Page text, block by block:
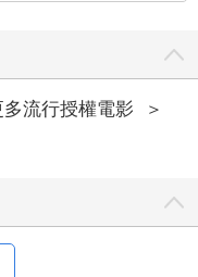
多流行授權電影
＞